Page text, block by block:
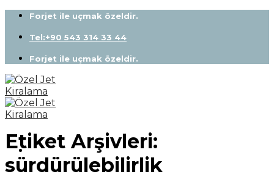
Skip
content
Forjet ile uçmak özeldir.
Tel:+90 543 314 33 44
Forjet ile uçmak özeldir.
Etiket Arşivleri:
sürdürülebilirlik